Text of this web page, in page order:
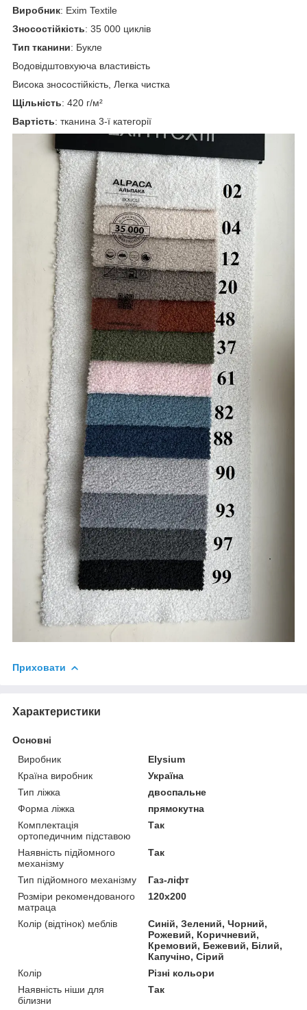
Виробник: Exim Textile
Зносостійкість: 35 000 циклів
Тип тканини: Букле
Водовідштовхуюча властивість
Висока зносостійкість, Легка чистка
Щільність: 420 г/м²
Вартість: тканина 3-ї категорії
Приховати
Характеристики
Основні
Виробник
Elysium
Країна виробник
Україна
Тип ліжка
двоспальне
Форма ліжка
прямокутна
Комплектація
ортопедичним підставою
Так
Наявність підйомного
механізму
Так
Тип підйомного механізму
Газ-ліфт
Розміри рекомендованого
матраца
120х200
Колір (відтінок) меблів
Синій, Зелений, Чорний,
Рожевий, Коричневий,
Кремовий, Бежевий, Білий,
Капучіно, Сірий
Колір
Різні кольори
Наявність ніши для
білизни
Так